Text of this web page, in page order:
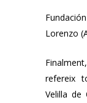
Lorenzo
refereix
Velilla de